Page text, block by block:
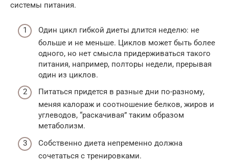
системы питания.
Один цикл гибкой диеты длится неделю: не
больше и не меньше. Циклов может быть более
одного, но нет смысла придерживаться такого
питания, например, полторы недели, прерывая
один из циклов.
Питаться придется в разные дни по-разному,
меняя калораж и соотношение белков, жиров и
углеводов, “раскачивая” таким образом
метаболизм.
Собственно диета непременно должна
сочетаться с тренировками.